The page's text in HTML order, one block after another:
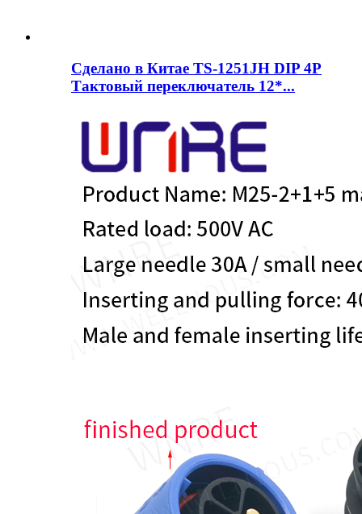
Сделано в Китае TS-1251JH DIP 4P
Тактовый переключатель 12*...